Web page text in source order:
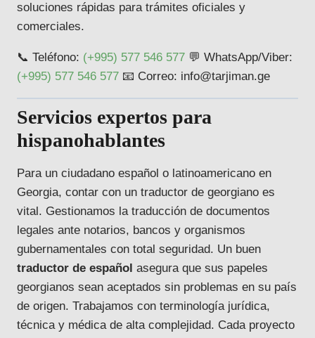
soluciones rápidas para trámites oficiales y
comerciales.
📞 Teléfono: (+995) 577 546 577 💬 WhatsApp/Viber:
(+995) 577 546 577 📧 Correo: info@tarjiman.ge
Servicios expertos para
hispanohablantes
Para un ciudadano español o latinoamericano en
Georgia, contar con un traductor de georgiano es
vital. Gestionamos la traducción de documentos
legales ante notarios, bancos y organismos
gubernamentales con total seguridad. Un buen
traductor de español asegura que sus papeles
georgianos sean aceptados sin problemas en su país
de origen. Trabajamos con terminología jurídica,
técnica y médica de alta complejidad. Cada proyecto